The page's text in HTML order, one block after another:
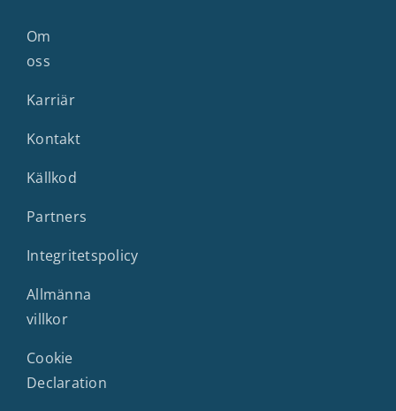
Om
oss
Karriär
Kontakt
Källkod
Partners
Integritetspolicy
Allmänna
villkor
Cookie
Declaration